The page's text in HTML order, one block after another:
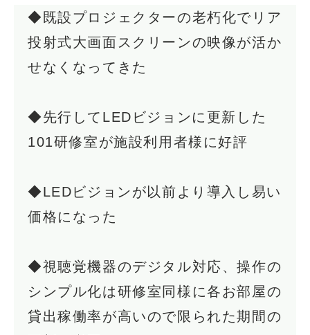
◆既設プロジェクターの老朽化でリア
投射式大画面スクリーンの映像が活か
せなくなってきた
◆先行してLEDビジョンに更新した
101研修室が施設利用者様に好評
◆LEDビジョンが以前より導入し易い
価格になった
◆視聴覚機器のデジタル対応、操作の
シンプル化は研修室同様に各お部屋の
貸出稼働率が高いので限られた期間の